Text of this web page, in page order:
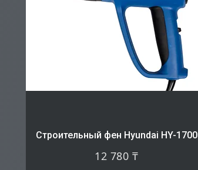
Строительный фен Hyundai HY-1700
12 780 ₸